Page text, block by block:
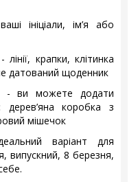
ініціали, ім’я або
крапки, клітинка
датований щоденник
- ви можете додати
дерев’яна коробка з
мішечок
варіант для
випускний, 8 березня,